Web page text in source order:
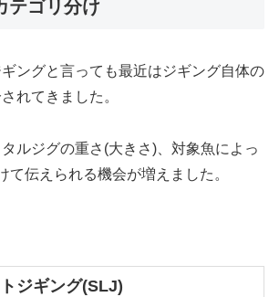
テゴリ分け
ングと言っても最近はジギング自体の
れてきました。
ルジグの重さ(大きさ)、対象魚によっ
て伝えられる機会が増えました。
ジギング(SLJ)